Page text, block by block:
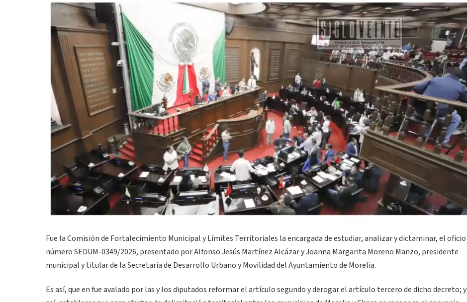
Fue la Comisión de Fortalecimiento Municipal y Límites Territoriales la encargada de estudiar, analizar y dictaminar, el oficio
número SEDUM-0349/2026, presentado por Alfonso Jesús Martínez Alcázar y Joanna Margarita Moreno Manzo, presidente
municipal y titular de la Secretaría de Desarrollo Urbano y Movilidad del Ayuntamiento de Morelia.
Es así, que en fue avalado por las y los diputados reformar el artículo segundo y derogar el artículo tercero de dicho decreto; y